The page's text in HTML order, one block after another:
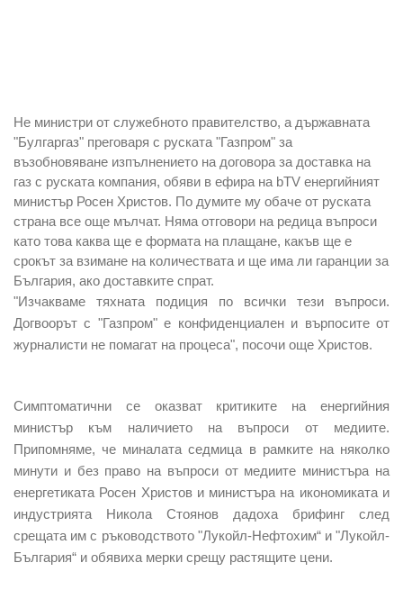
Не министри от служебното правителство, а държавната
"Булгаргаз" преговаря с руската "Газпром" за
възобновяване изпълнението на договора за доставка на
газ с руската компания, обяви в ефира на bTV енергийният
министър Росен Христов. По думите му обаче от руската
страна все още мълчат. Няма отговори на редица въпроси
като това каква ще е формата на плащане, какъв ще е
срокът за взимане на количествата и ще има ли гаранции за
България, ако доставките спрат.
"Изчакваме тяхната подиция по всички тези въпроси.
Догвоорът с "Газпром" е конфиденциален и върпосите от
журналисти не помагат на процеса", посочи още Христов.
Симптоматични се оказват критиките на енергийния
министър към наличието на въпроси от медиите.
Припомняме, че миналата седмица в рамките на няколко
минути и без право на въпроси от медиите министъра на
енергетиката Росен Христов и министъра на икономиката и
индустрията Никола Стоянов дадоха брифинг след
срещата им с ръководството "Лукойл-Нефтохим“ и "Лукойл-
България“ и обявиха мерки срещу растящите цени.